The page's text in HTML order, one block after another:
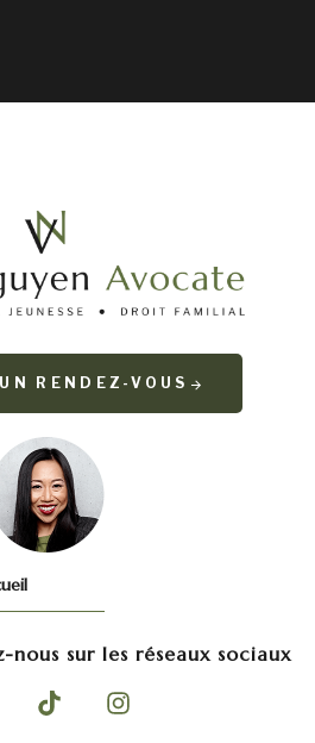
RENDEZ-VOUS
nous sur les réseaux sociaux